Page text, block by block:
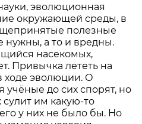
эволюционная
окружающей среды, в
полезные
нужны, а то и вредны.
насекомых,
Привычка лететь на
ходе эволюции. О
учёные до сих спорят, но
сулит им какую-то
у них не было бы. Но